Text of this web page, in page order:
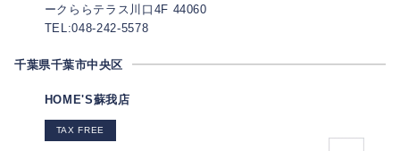
ークららテラス川口4F 44060
TEL:048-242-5578
千葉県千葉市中央区
HOME'S蘇我店
TAX FREE